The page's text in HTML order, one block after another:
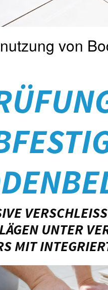
von
UNTER
MIT